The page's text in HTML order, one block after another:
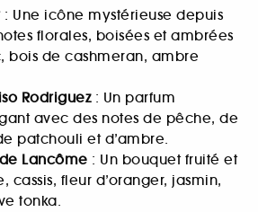
: Une icône mystérieuse depuis
florales, boisées et ambrées
bois de cashmeran, ambre
Rodriguez: Un parfum
avec des notes de pêche, de
patchouli et d’ambre.
Lancôme : Un bouquet fruité et
cassis, fleur d’oranger, jasmin,
tonka.